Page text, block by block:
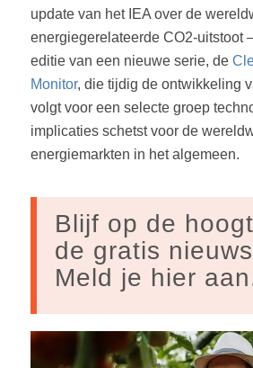
update van het IEA over de
energiegerelateerde CO2-uitstoot
editie van een nieuwe serie, de
Monitor, die tijdig de ontwikkeling
volgt voor een selecte groep
implicaties schetst voor de
energiemarkten in het algemeen.
Blijf op de
de gratis
Meld je hier